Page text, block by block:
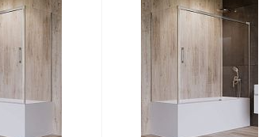
Сравнение
В корзину
Купить в 1 клик
В избранное Под заказ